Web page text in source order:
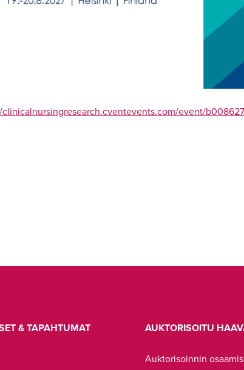
event/
& TAPAHTUMAT AUKTORISOITU
Auktorisoinnin